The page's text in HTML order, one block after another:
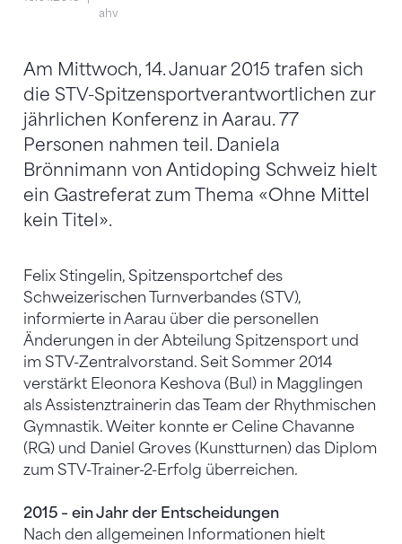
ahv
Am Mittwoch, 14. Januar 2015 trafen sich
die STV-Spitzensportverantwortlichen zur
jährlichen Konferenz in Aarau. 77
Personen nahmen teil. Daniela
Brönnimann von Antidoping Schweiz hielt
ein Gastreferat zum Thema «Ohne Mittel
kein Titel».
Felix Stingelin, Spitzensportchef des
Schweizerischen Turnverbandes (STV),
informierte in Aarau über die personellen
Änderungen in der Abteilung Spitzensport und
im STV-Zentralvorstand. Seit Sommer 2014
verstärkt Eleonora Keshova (Bul) in Magglingen
als Assistenztrainerin das Team der Rhythmischen
Gymnastik. Weiter konnte er Celine Chavanne
(RG) und Daniel Groves (Kunstturnen) das Diplom
zum STV-Trainer-2-Erfolg überreichen.
2015 – ein Jahr der Entscheidungen
Nach den allgemeinen Informationen hielt